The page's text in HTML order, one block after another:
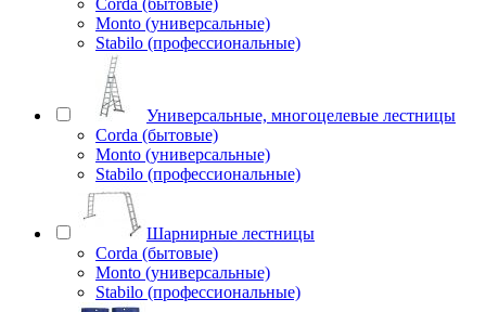
Corda (бытовые)
Monto (универсальные)
Stabilo (профессиональные)
Универсальные, многоцелевые лестницы
Corda (бытовые)
Monto (универсальные)
Stabilo (профессиональные)
Шарнирные лестницы
Corda (бытовые)
Monto (универсальные)
Stabilo (профессиональные)